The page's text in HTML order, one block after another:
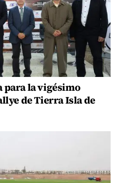
para la vigésimo
de Tierra Isla de